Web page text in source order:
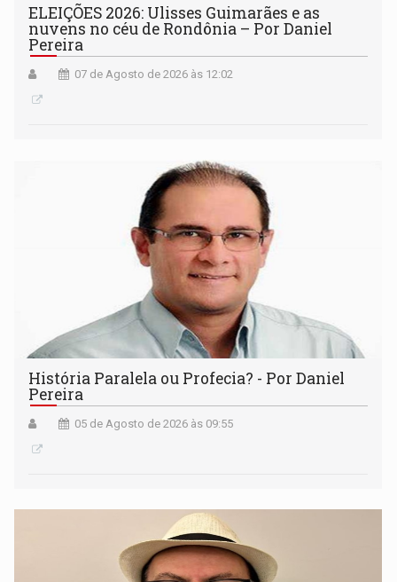
ELEIÇÕES 2026: Ulisses Guimarães e as
nuvens no céu de Rondônia – Por Daniel
Pereira
07 de Agosto de 2026 às 12:02
História Paralela ou Profecia? - Por Daniel
Pereira
05 de Agosto de 2026 às 09:55